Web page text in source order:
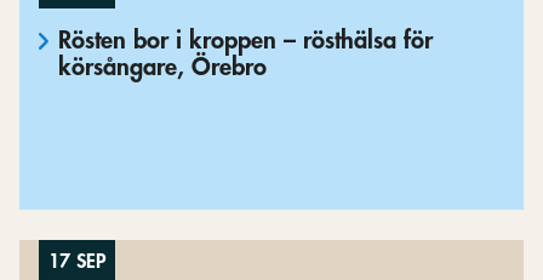
Rösten bor i kroppen – rösthälsa för
körsångare, Örebro
17 SEP